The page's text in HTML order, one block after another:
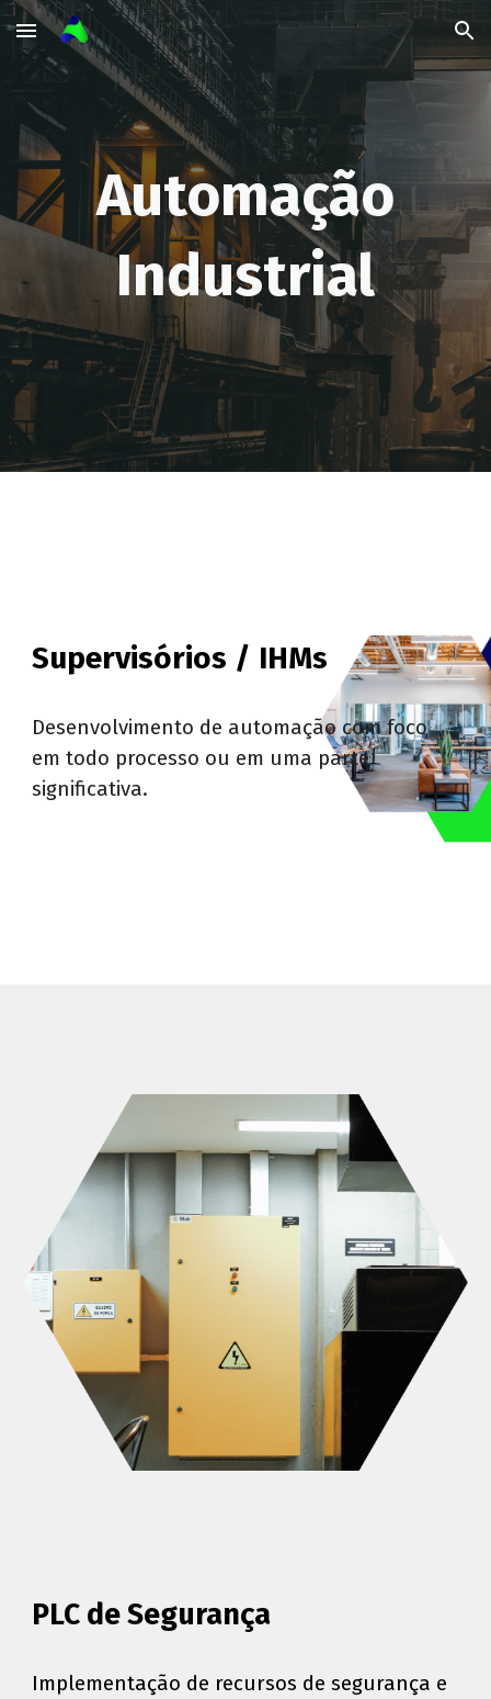
Skip to main content Skip to navigation
Automação
Industrial
Supervisórios / IHMs
Desenvolvimento de automação com foco
em todo processo ou em uma parte
significativa.
PLC de Segurança
Implementação de recursos de segurança e